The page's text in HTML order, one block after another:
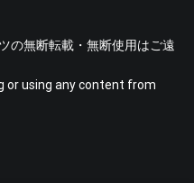
の無断転載・無断使用はご遠
or using any content from